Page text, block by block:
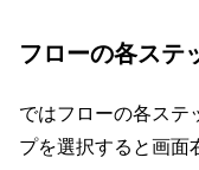
フローの各ステ
ではフローの各ステ
プを選択すると画面